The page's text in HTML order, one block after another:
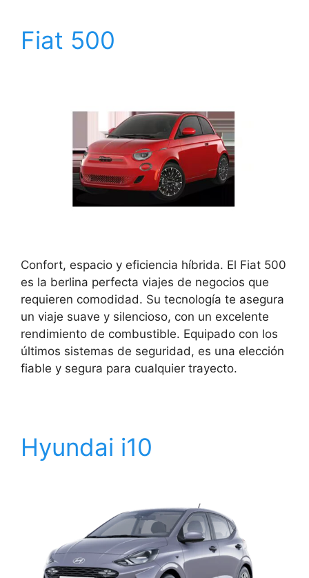
Fiat 500
Confort, espacio y eficiencia híbrida. El Fiat 500
es la berlina perfecta viajes de negocios que
requieren comodidad. Su tecnología te asegura
un viaje suave y silencioso, con un excelente
rendimiento de combustible. Equipado con los
últimos sistemas de seguridad, es una elección
fiable y segura para cualquier trayecto.
Hyundai i10